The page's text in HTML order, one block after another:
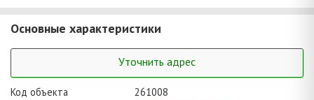
Основные характеристики
Уточнить адрес
Код объекта
261008